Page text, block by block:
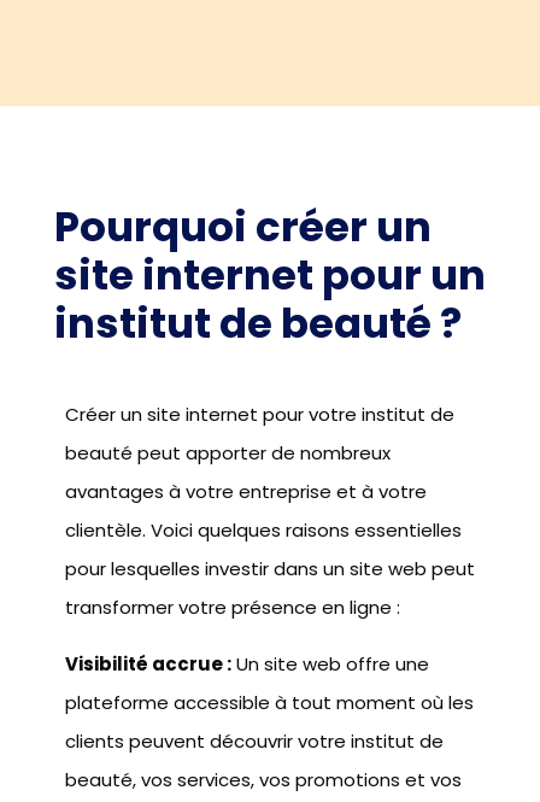
Pourquoi créer un
site internet pour un
institut de beauté ?
Créer un site internet pour votre institut de
beauté peut apporter de nombreux
avantages à votre entreprise et à votre
clientèle. Voici quelques raisons essentielles
pour lesquelles investir dans un site web peut
transformer votre présence en ligne :
Visibilité accrue : Un site web offre une
plateforme accessible à tout moment où les
clients peuvent découvrir votre institut de
beauté, vos services, vos promotions et vos